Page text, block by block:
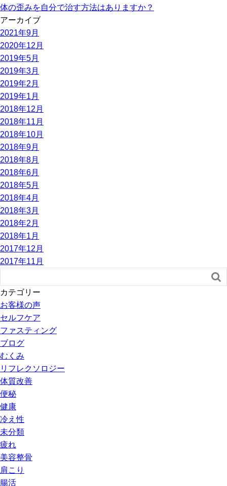
体の歪みを自分で治す方法はありますか？
アーカイブ
2021年9月
2020年12月
2019年5月
2019年3月
2019年2月
2019年1月
2018年12月
2018年11月
2018年10月
2018年9月
2018年8月
2018年6月
2018年5月
2018年4月
2018年3月
2018年2月
2018年1月
2017年12月
2017年11月

カテゴリー
お客様の声
セルフケア
ファスティング
ブログ
むくみ
リフレクソロジー
体質改善
便秘
健康
冷え性
未分類
疲れ
美容整骨
肩こり
腸活